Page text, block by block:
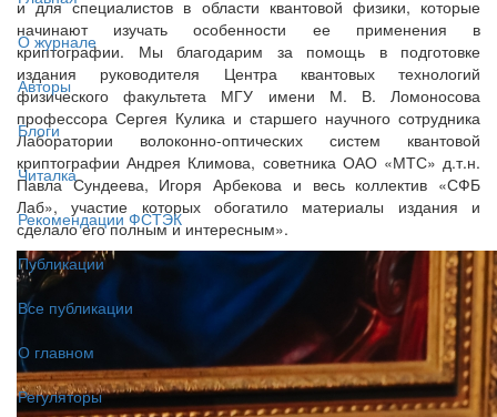
О журнале
Авторы
Блоги
Читалка
Рекомендации ФСТЭК
Публикации
Все публикации
О главном
Регуляторы
и для специалистов в области квантовой физики, которые
начинают изучать особенности ее применения в
криптографии. Мы благодарим за помощь в подготовке
издания руководителя Центра квантовых технологий
физического факультета МГУ имени М. В. Ломоносова
профессора Сергея Кулика и старшего научного сотрудника
Лаборатории волоконно-оптических систем квантовой
криптографии Андрея Климова, советника ОАО «МТС» д.т.н.
Павла Сундеева, Игоря Арбекова и весь коллектив «СФБ
Лаб», участие которых обогатило материалы издания и
сделало его полным и интересным».